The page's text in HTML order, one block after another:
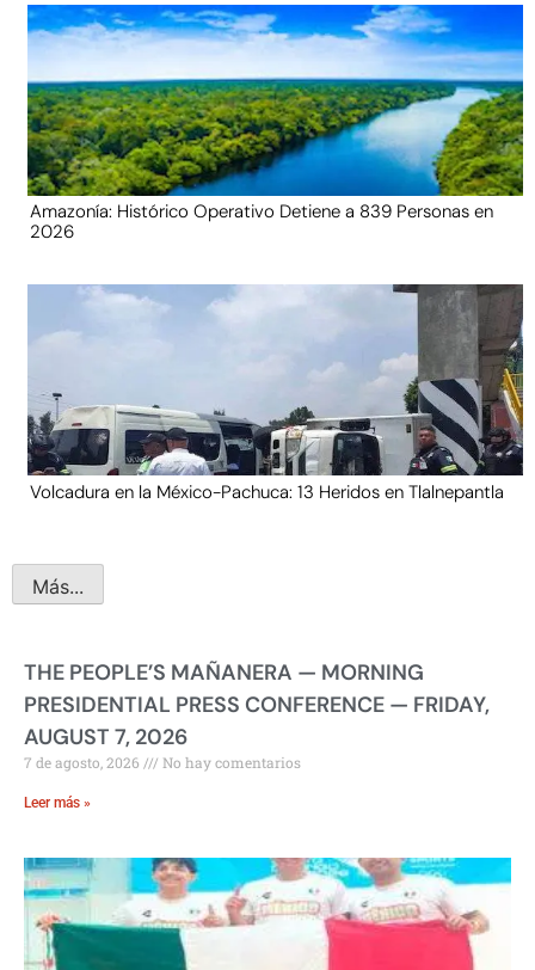
Amazonía: Histórico Operativo Detiene a 839 Personas en
2026
Volcadura en la México-Pachuca: 13 Heridos en Tlalnepantla
Más...
THE PEOPLE’S MAÑANERA — MORNING
PRESIDENTIAL PRESS CONFERENCE — FRIDAY,
AUGUST 7, 2026
7 de agosto, 2026 No hay comentarios
Leer más »